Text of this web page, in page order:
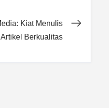
Kiat Menulis
Artikel Berkualitas